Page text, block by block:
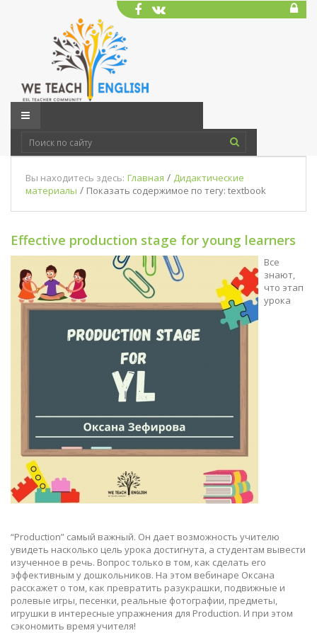
Вы находитесь здесь: Главная / Дидактические
материалы / Показать содержимое по тегу: textbook
Effective production stage for young learners
Все
знают,
что этап
урока
“Production” самый важный. Он дает возможность учителю
увидеть насколько цель урока достигнута, а студентам вывести
изученное в речь. Вопрос только в том, как сделать его
эффективным у дошкольников. На этом вебинаре Оксана
расскажет о том, как превратить разукрашки, подвижные и
ролевые игры, песенки, реальные фотографии, предметы,
игрушки в интересные упражнения для Production. И при этом
сэкономить время учителя!